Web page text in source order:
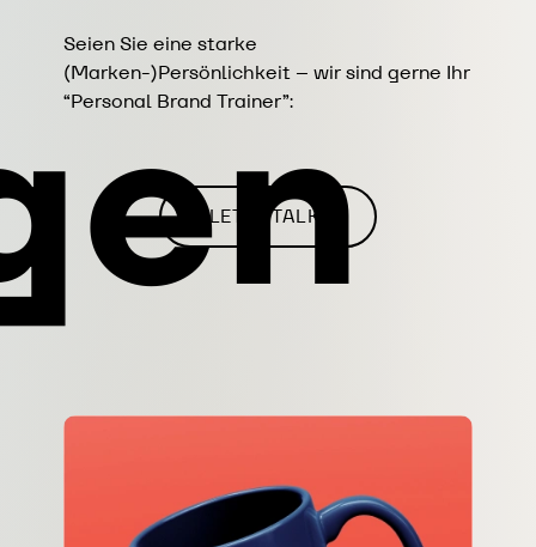
Seien Sie eine starke
(Marken-)Persönlichkeit – wir sind gerne Ihr
“Personal Brand Trainer”: